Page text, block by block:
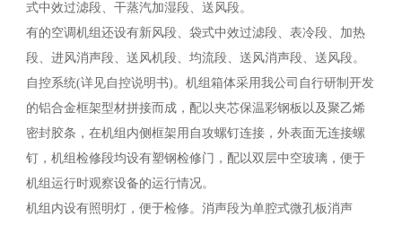
式中效过滤段、干蒸汽加湿段、送风段。
有的空调机组还设有新风段、袋式中效过滤段、表冷段、加热
段、进风消声段、送风机段、均流段、送风消声段、送风段。
自控系统(详见自控说明书)。机组箱体采用我公司自行研制开发
的铝合金框架型材拼接而成，配以夹芯保温彩钢板以及聚乙烯
密封胶条，在机组内侧框架用自攻螺钉连接，外表面无连接螺
钉，机组检修段均设有塑钢检修门，配以双层中空玻璃，便于
机组运行时观察设备的运行情况。
机组内设有照明灯，便于检修。消声段为单腔式微孔板消声